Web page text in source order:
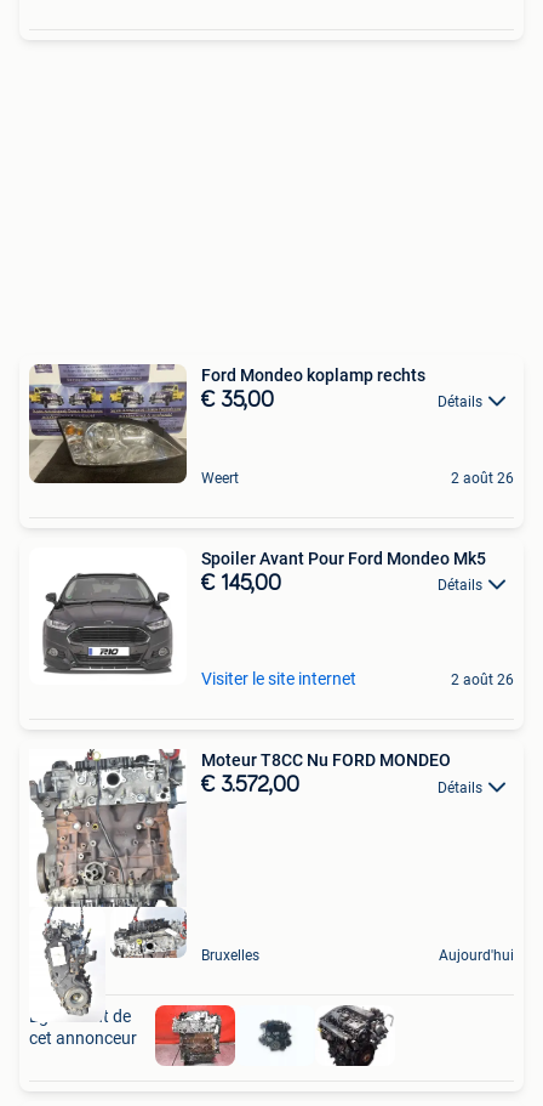
Ford Mondeo koplamp rechts
€ 35,00 Détails
Weert 2 août 26
Spoiler Avant Pour Ford Mondeo Mk5
€ 145,00 Détails
Visiter le site internet 2 août 26
Moteur T8CC Nu FORD MONDEO
€ 3.572,00 Détails
Bruxelles Aujourd'hui
Également de
cet annonceur